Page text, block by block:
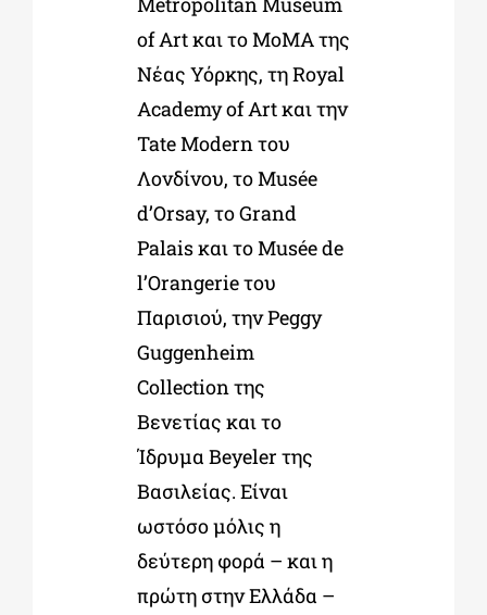
of Art και το MoMA της
Νέας Υόρκης, τη Royal
Academy of Art και την
Tate Modern του
Λονδίνου, το Musée
d’Orsay, το Grand
Palais και το Musée de
l’Orangerie του
Παρισιού, την Peggy
Guggenheim
Collection της
Βενετίας και το
Ίδρυμα Beyeler της
Βασιλείας. Είναι
ωστόσο μόλις η
δεύτερη φορά – και η
πρώτη στην Ελλάδα –